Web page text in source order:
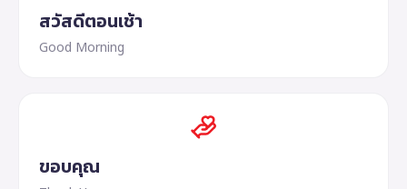
สวัสดีตอนเช้า
Good Morning
ขอบคุณ